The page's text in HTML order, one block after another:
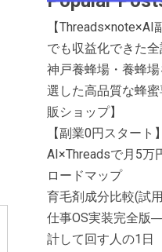
【
でも収益化できた
神戸養蜂場・養蜂
選した高品質な蜂
販ショップ】
【副業0円スター
AI×Threadsで月5万
ロードマップ
育毛剤成分比較(試
仕事OS実装完全版
計して回す人の1日